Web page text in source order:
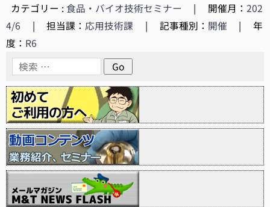
カテゴリー :食品・バイオ技術セミナー | 開催月：202
4/6
| 担当課： 応用技術課 | 記事種別： 開催 |
年
度： R6